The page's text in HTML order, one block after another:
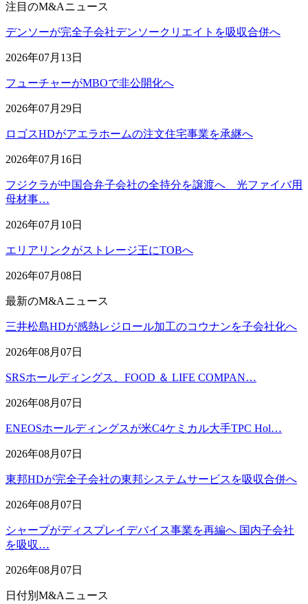
注目のM&Aニュース
デンソーが完全子会社デンソークリエイトを吸収合併へ
2026年07月13日
フューチャーがMBOで非公開化へ
2026年07月29日
ロゴスHDがアエラホームの注文住宅事業を承継へ
2026年07月16日
フジクラが中国合弁子会社の全持分を譲渡へ 光ファイバ用
母材事…
2026年07月10日
エリアリンクがストレージ王にTOBへ
2026年07月08日
最新のM&Aニュース
三井松島HDが感熱レジロール加工のコウナンを子会社化へ
2026年08月07日
SRSホールディングス、FOOD ＆ LIFE COMPAN…
2026年08月07日
ENEOSホールディングスが米C4ケミカル大手TPC Hol…
2026年08月07日
東邦HDが完全子会社の東邦システムサービスを吸収合併へ
2026年08月07日
シャープがディスプレイデバイス事業を再編へ 国内子会社
を吸収…
2026年08月07日
日付別M&Aニュース